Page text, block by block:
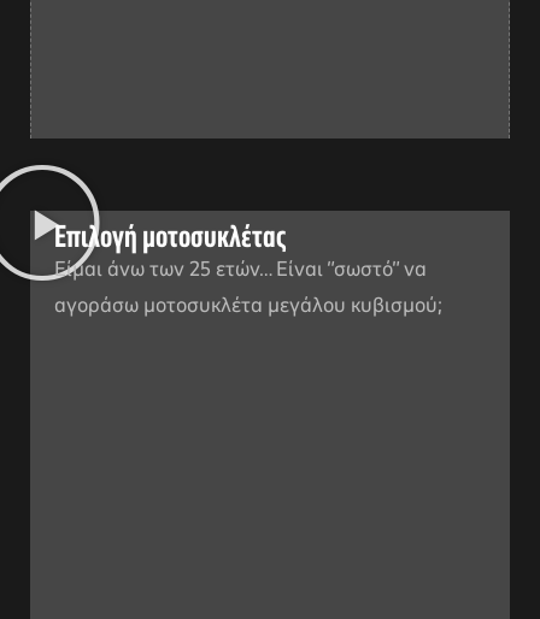
Επιλογή μοτοσυκλέτας
Eίμαι άνω των 25 ετών… Είναι “σωστό” να
αγοράσω μοτοσυκλέτα μεγάλου κυβισμού;
στο